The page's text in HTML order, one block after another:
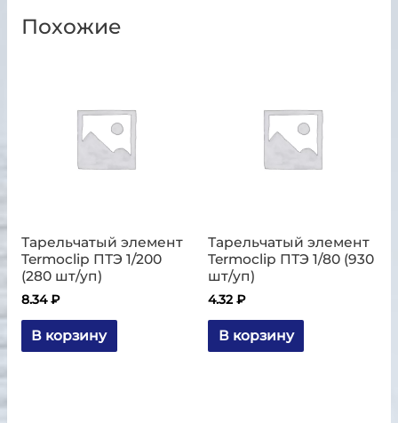
Похожие
Тарельчатый элемент
Termoclip ПТЭ 1/200
(280 шт/уп)
8.34₽
В корзину
Тарельчатый элемент
Termoclip ПТЭ 1/80 (930
шт/уп)
4.32₽
В корзину